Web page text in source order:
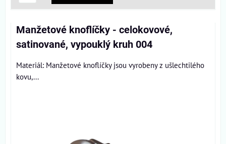
Manžetové knoflíčky - celokovové,
satinované, vypouklý kruh 004
Materiál: Manžetové knoflíčky jsou vyrobeny z ušlechtilého
kovu,...